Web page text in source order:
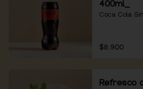
400ml_
Coca Cola
$8.900
Refresco